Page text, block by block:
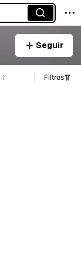
Seguir
Filtros